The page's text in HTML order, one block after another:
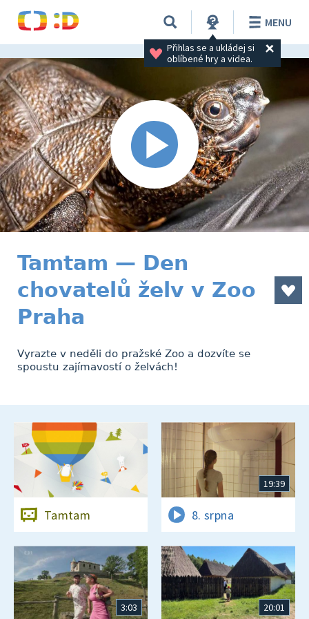
Přihlas se a ukládej si
oblíbené hry a videa.
MENU
Tamtam — Den
chovatelů želv v Zoo
Praha
Vyrazte v neděli do pražské Zoo a dozvíte se
spoustu zajímavostí o želvách!
Tamtam
19:39
8. srpna
3:03 20:01